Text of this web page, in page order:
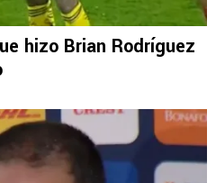
hizo Brian Rodríguez